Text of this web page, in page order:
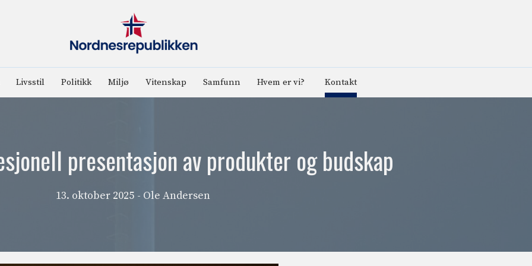
Livsstil Politikk Miljø Vitenskap Samfunn Hvem er vi? Kontakt
presentasjon av produkter og budskap
13. oktober 2025 - Ole Andersen